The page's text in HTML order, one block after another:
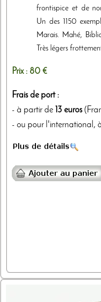
frontispice et de
Un des 1150
Marais. Mahé,
Très légers
Prix : 80 €
Frais de port :
- à partir de 13 euros
- ou pour l'international,